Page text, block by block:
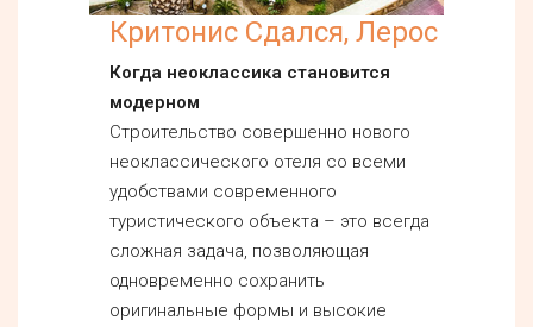
Критонис Сдался, Лерос
Когда неоклассика становится
модерном
Строительство совершенно нового
неоклассического отеля со всеми
удобствами современного
туристического объекта – это всегда
сложная задача, позволяющая
одновременно сохранить
оригинальные формы и высокие